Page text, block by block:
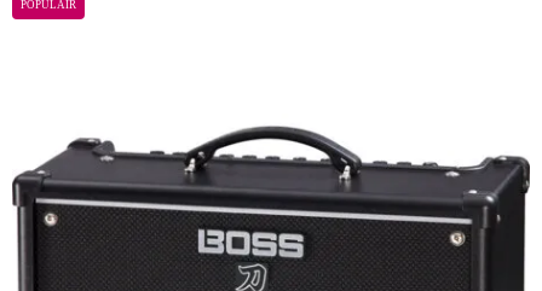
POPULAIR